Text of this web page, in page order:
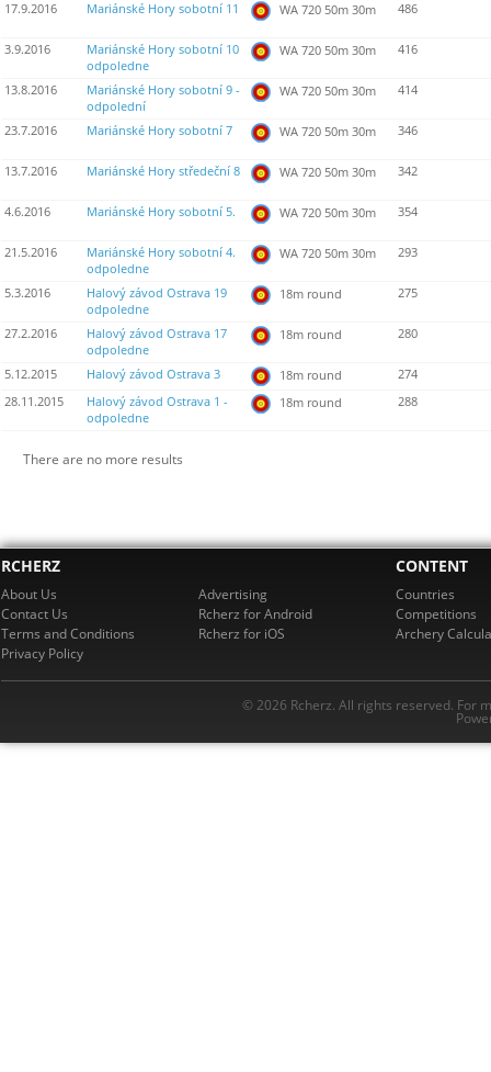
17.9.2016 Mariánské Hory sobotní 11 WA 720 50m 30m 486
3.9.2016
Mariánské Hory sobotní 10
odpoledne
WA 720 50m 30m 416
13.8.2016
Mariánské Hory sobotní 9 -
odpolední
WA 720 50m 30m 414
23.7.2016 Mariánské Hory sobotní 7 WA 720 50m 30m 346
13.7.2016 Mariánské Hory středeční 8 WA 720 50m 30m 342
4.6.2016 Mariánské Hory sobotní 5. WA 720 50m 30m 354
21.5.2016
Mariánské Hory sobotní 4.
odpoledne
WA 720 50m 30m 293
5.3.2016
Halový závod Ostrava 19
odpoledne
18m round 275
27.2.2016
Halový závod Ostrava 17
odpoledne
18m round 280
5.12.2015 Halový závod Ostrava 3 18m round
274
28.11.2015
Halový závod Ostrava 1 -
odpoledne
18m round 288
There are no more results
RCHERZ
About Us
Contact Us
Terms and Conditions
Privacy Policy
Advertising
Rcherz for Android
Rcherz for iOS
CONTENT
Countries
Competitions
Archery
© 2026 Rcherz. All rights reserved. For